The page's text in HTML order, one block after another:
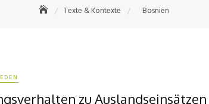
Texte & Kontexte Bosnien
zu Auslandseinsätzen